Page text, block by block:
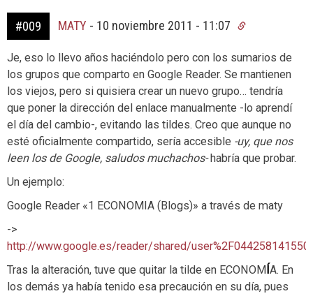
#009 MATY - 10 noviembre 2011 - 11:07
Je, eso lo llevo años haciéndolo pero con los sumarios de
los grupos que comparto en Google Reader. Se mantienen
los viejos, pero si quisiera crear un nuevo grupo… tendría
que poner la dirección del enlace manualmente -lo aprendí
el día del cambio-, evitando las tildes. Creo que aunque no
esté oficialmente compartido, sería accesible -uy, que nos
leen los de Google, saludos muchachos-habría que probar.
Un ejemplo:
Google Reader «1 ECONOMIA (Blogs)» a través de maty
->
http://www.google.es/reader/shared/
Tras la alteración, tuve que quitar la tilde en ECONOMÍA. En
los demás ya había tenido esa precaución en su día, pues